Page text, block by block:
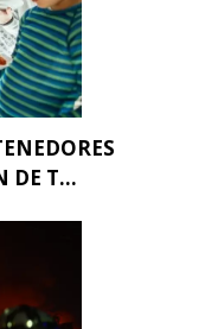
DE T...